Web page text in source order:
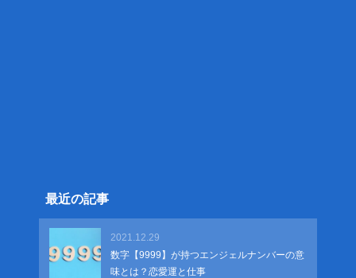
最近の記事
2021.12.29
数字【9999】が持つエンジェルナンバーの意
味とは？恋愛運と仕事